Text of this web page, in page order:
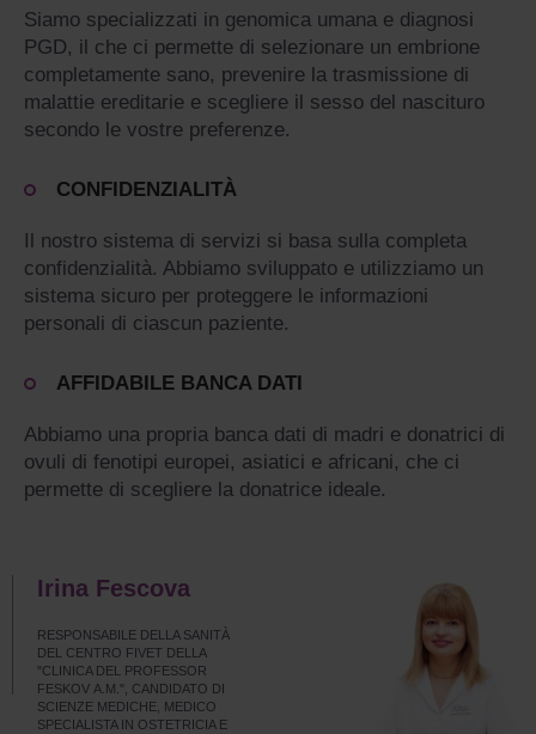
Irina Fescova
RESPONSABILE DELLA SANITÀ
DEL CENTRO FIVET DELLA
"CLINICA DEL PROFESSOR
FESKOV А.М.", CANDIDATO DI
SCIENZE MEDICHE, MEDICO
SPECIALISTA IN OSTETRICIA E
Siamo specializzati in genomica umana e diagnosi
PGD, il che ci permette di selezionare un embrione
completamente sano, prevenire la trasmissione di
malattie ereditarie e scegliere il sesso del nascituro
secondo le vostre preferenze.
CONFIDENZIALITÀ
Il nostro sistema di servizi si basa sulla completa
confidenzialità. Abbiamo sviluppato e utilizziamo un
sistema sicuro per proteggere le informazioni
personali di ciascun paziente.
AFFIDABILE BANCA DATI
Abbiamo una propria banca dati di madri e donatrici di
ovuli di fenotipi europei, asiatici e africani, che ci
permette di scegliere la donatrice ideale.